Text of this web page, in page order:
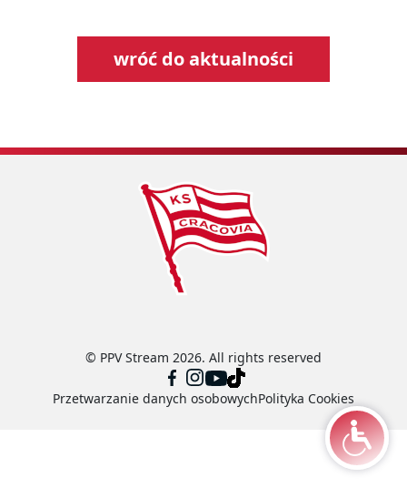
wróć do aktualności
© PPV Stream 2026. All rights reserved
Przetwarzanie danych osobowychPolityka Cookies